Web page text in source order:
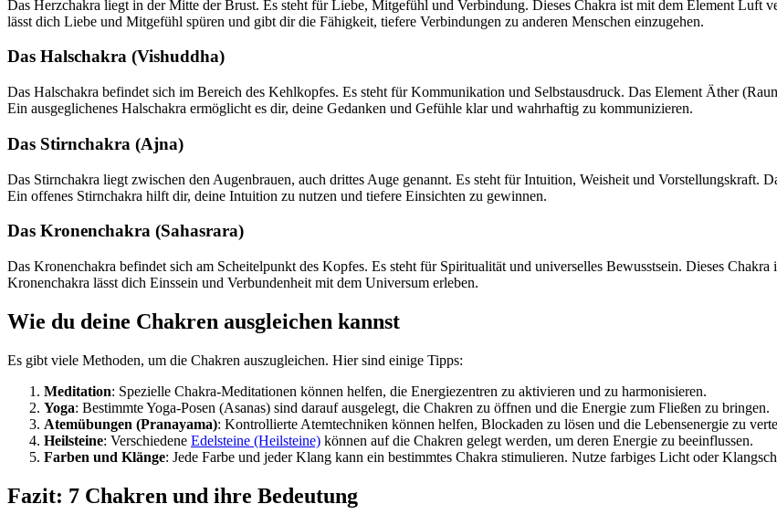
Das Herzchakra liegt in der Mitte der Brust. Es steht für Liebe, Mitgefühl und Verbindung. Dieses Chakra ist mit dem Element Luft
lässt dich Liebe und Mitgefühl spüren und gibt dir die Fähigkeit, tiefere Verbindungen zu anderen Menschen einzugehen.
Das Halschakra (Vishuddha)
Das Halschakra befindet sich im Bereich des Kehlkopfes. Es steht für Kommunikation und Selbstausdruck. Das Element Äther
Ein ausgeglichenes Halschakra ermöglicht es dir, deine Gedanken und Gefühle klar und wahrhaftig zu kommunizieren.
Das Stirnchakra (Ajna)
Das Stirnchakra liegt zwischen den Augenbrauen, auch drittes Auge genannt. Es steht für Intuition, Weisheit und Vorstellungskraft.
Ein offenes Stirnchakra hilft dir, deine Intuition zu nutzen und tiefere Einsichten zu gewinnen.
Das Kronenchakra (Sahasrara)
Das Kronenchakra befindet sich am Scheitelpunkt des Kopfes. Es steht für Spiritualität und universelles Bewusstsein. Dieses
Kronenchakra lässt dich Einssein und Verbundenheit mit dem Universum erleben.
Wie du deine Chakren ausgleichen kannst
Es gibt viele Methoden, um die Chakren auszugleichen. Hier sind einige Tipps:
Meditation: Spezielle Chakra-Meditationen können helfen, die Energiezentren zu aktivieren und zu harmonisieren.
Yoga: Bestimmte Yoga-Posen (Asanas) sind darauf ausgelegt, die Chakren zu öffnen und die Energie zum Fließen zu bringen.
Atemübungen (Pranayama): Kontrollierte Atemtechniken können helfen, Blockaden zu lösen und die Lebensenergie zu
Heilsteine: Verschiedene Edelsteine (Heilsteine) können auf die Chakren gelegt werden, um deren Energie zu beeinflussen.
Farben und Klänge: Jede Farbe und jeder Klang kann ein bestimmtes Chakra stimulieren. Nutze farbiges Licht oder
Fazit: 7 Chakren und ihre Bedeutung